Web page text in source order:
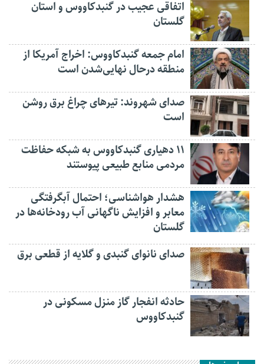
اتفاقی عجیب در‌ گنبدکاووس و استان
گلستان
امام جمعه گنبدکاووس: اخراج آمریکا از
منطقه درحال نهایی‌شدن است
صدای شهروند: تیرهای چراغ برق روشن
است
۱۱ دهیاری گنبدکاووس به شبکه حفاظت
مردمی منابع طبیعی پیوستند
هشدار هواشناسی؛ احتمال آبگرفتگی
معابر و افزایش ناگهانی آب رودخانه‌ها در
گلستان
صدای نانوای گنبدی و گلایه از قطعی برق
حادثه انفجار گاز منزل مسکونی در
گنبدکاووس